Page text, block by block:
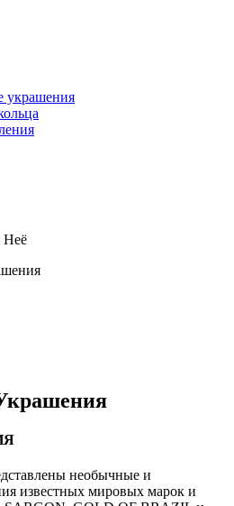
украшения
Неё
необычные и
известных мировых марок и